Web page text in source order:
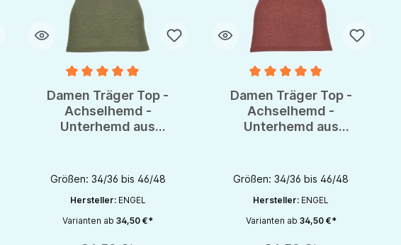
Durchschnittliche Bewertung von 5 von 5 Sternen
Damen Träger Top -
Achselhemd -
Unterhemd aus
Größen: 34/36 bis 46/48
Hersteller: ENGEL
Varianten ab 34,50 €*
Durchschnittliche Bewertung
Damen Träger Top -
Achselhemd -
Unterhemd aus
Größen: 34/36 bis 46/48
Hersteller: ENGEL
Varianten ab 34,50 €*